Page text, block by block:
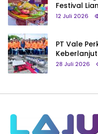
Festival
hingga
12 Juli 2026
PT Vale
28 Juli 2026